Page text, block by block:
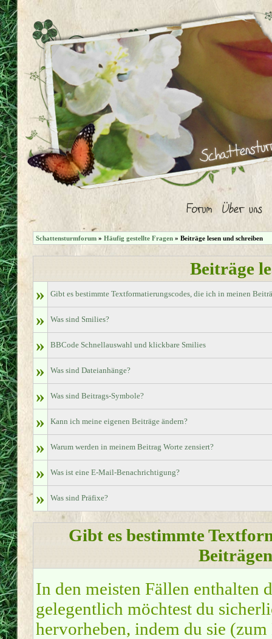
Schattensturmforum» Häufig gestellte Fragen» Beiträge lesen und schreiben
Beiträge
»
Gibt es bestimmte Textformatierungscodes, die ich in meinen
» Was sind Smilies?
» BBCode Schnellauswahl und klickbare Smilies
» Was sind Dateianhänge?
» Was sind Beitrags-Symbole?
» Kann ich meine eigenen Beiträge ändern?
» Warum werden in meinem Beitrag Worte zensiert?
» Was ist eine E-Mail-Benachrichtigung?
» Was sind Präfixe?
Gibt es bestimmte
In den meisten Fällen enthalten
gelegentlich möchtest du
hervorheben, indem du sie